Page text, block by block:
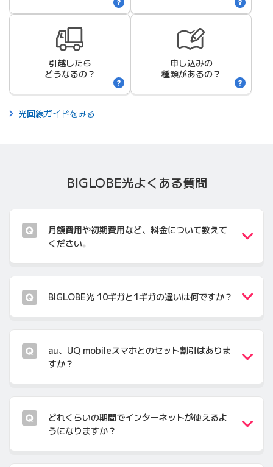
引越したら
どうなるの？
申し込みの
種類があるの？
光回線ガイドをみる
BIGLOBE光よくある質問
月額費用や初期費用など、料金について教えて
ください。
BIGLOBE光 10ギガと1ギガの違いは何ですか？
au、UQ mobileスマホとのセット割引はありま
すか？
どれくらいの期間でインターネットが使えるよ
うになりますか？